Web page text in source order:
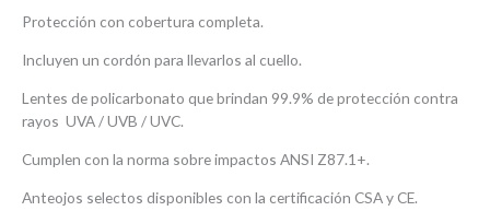
Protección con cobertura completa.
Incluyen un cordón para llevarlos al cuello.
Lentes de policarbonato que brindan 99.9% de protección contra
rayos UVA / UVB / UVC.
Cumplen con la norma sobre impactos ANSI Z87.1+.
Anteojos selectos disponibles con la certificación CSA y CE.